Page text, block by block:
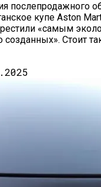
послепродажного
купе Aston
«самым
созданных». Стоит